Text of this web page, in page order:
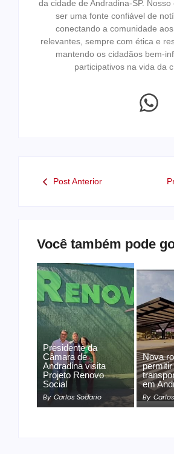
da cidade de Andradina-SP.
ser uma fonte confiável de
conectando a comunidade
relevantes, sempre com ética e
mantendo os cidadãos bem-
participativos na vida da
Post Anterior
Você também pode
Presidente da
Câmara de
Andradina visita
Projeto Renovo
Social
By Carlos Sodario
Nova
em
By